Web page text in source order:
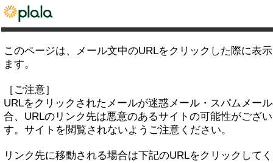
このページは、メール文中のURLをクリックした際に表
ます。
［ご注意］
URLをクリックされたメールが迷惑メール・スパムメー
合、URLのリンク先は悪意のあるサイトの可能性がござ
す。サイトを閲覧されないようご注意ください。
リンク先に移動される場合は下記のURLをクリックして